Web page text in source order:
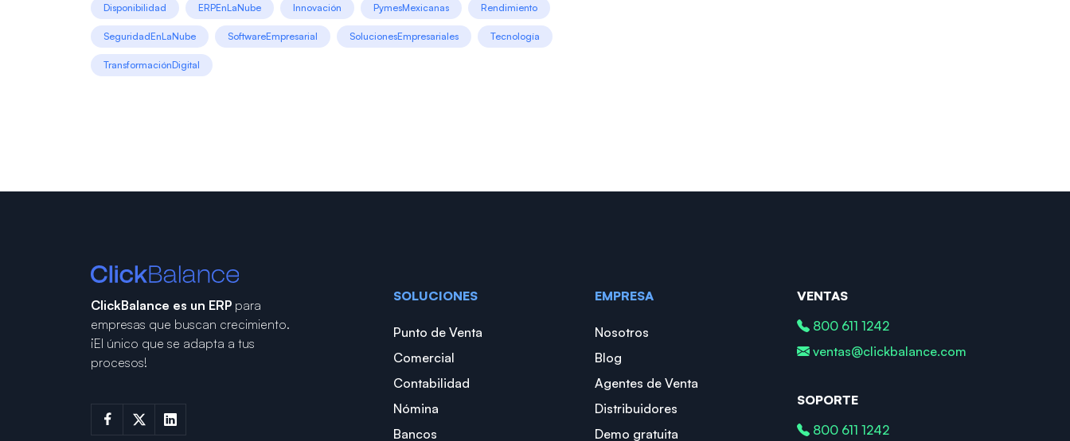
Disponibilidad ERPEnLaNube Innovación PymesMexicanas Rendimiento
SeguridadEnLaNube SoftwareEmpresarial SolucionesEmpresariales Tecnología
TransformaciónDigital
ClickBalance es un ERP para
empresas que buscan crecimiento.
¡El único que se adapta a tus
procesos!
SOLUCIONES
Punto de Venta
Comercial
Contabilidad
Nómina
Bancos
EMPRESA
Nosotros
Blog
Agentes de Venta
Distribuidores
Demo gratuita
VENTAS
800 611 1242
ventas@clickbalance.com
SOPORTE
800 611 1242